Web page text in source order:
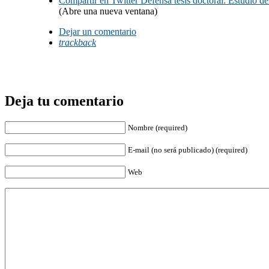
(Abre una nueva ventana)
Dejar un comentario
trackback
Deja tu comentario
Nombre (required)
E-mail (no será publicado) (required)
Web